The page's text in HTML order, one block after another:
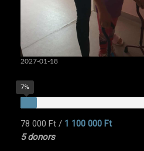
2027-01-18
7%
78 000 Ft / 1 100 000 Ft
5 donors